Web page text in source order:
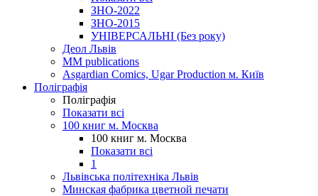
ЗНО-2022
ЗНО-2015
УНІВЕРСАЛЬНІ (Без року)
Деол Львів
MM publications
Asgardian Comics, Ugar Production м. Київ
Поліграфія
Поліграфія
Показати всі
100 книг м. Москва
100 книг м. Москва
Показати всі
1
Львівська політехніка Львів
Минская фабрика цветной печати